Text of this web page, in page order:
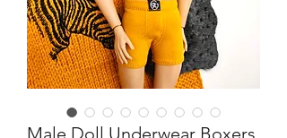
Male Doll Underwear Boxers